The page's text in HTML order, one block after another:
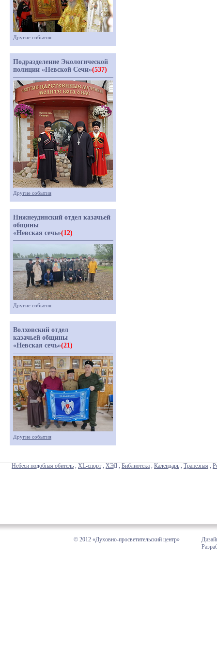
Другие события
Подразделение Экологической
полиции «Невской Сечи»(537)
Другие события
Нижнеудинский отдел казачьей
общины
«Невская сечь»(12)
Другие события
Волховский отдел
казачьей общины
«Невская сечь»(21)
Другие события
Небеси подобная обитель , XL-спорт , ХЭД , Библиотека , Календарь , Трапезная ,
© 2012 «Духовно-просветительский центр»